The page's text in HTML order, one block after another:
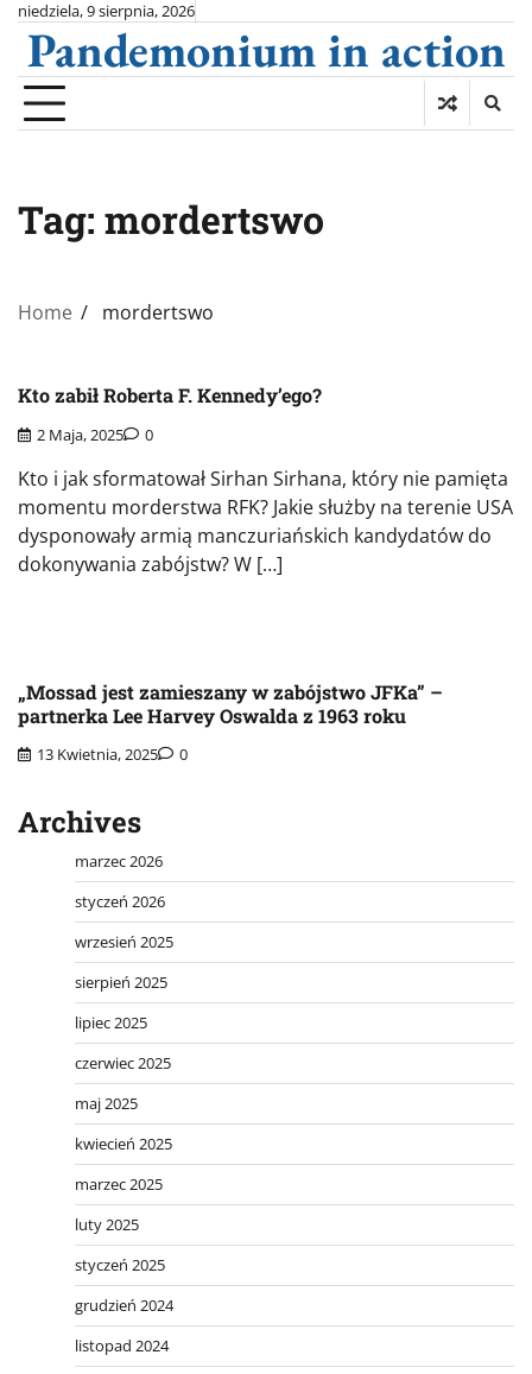
Skip
content
niedziela, 9 sierpnia, 2026
Pandemonium in action
Tag: mordertswo
Home mordertswo
Kto zabił Roberta F. Kennedy’ego?
2 Maja, 2025 0
Kto i jak sformatował Sirhan Sirhana, który nie pamięta
momentu morderstwa RFK? Jakie służby na terenie USA
dysponowały armią manczuriańskich kandydatów do
dokonywania zabójstw? W […]
„Mossad jest zamieszany w zabójstwo JFKa” –
partnerka Lee Harvey Oswalda z 1963 roku
13 Kwietnia, 2025 0
Archives
marzec 2026
styczeń 2026
wrzesień 2025
sierpień 2025
lipiec 2025
czerwiec 2025
maj 2025
kwiecień 2025
marzec 2025
luty 2025
styczeń 2025
grudzień 2024
listopad 2024